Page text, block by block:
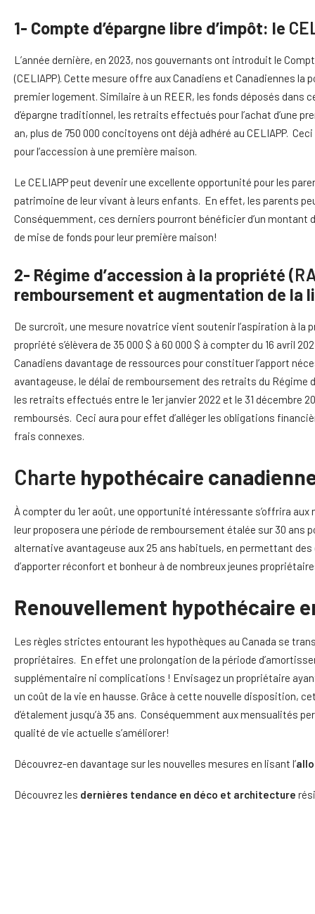
1- Compte d’épargne libre d’impôt: le
L’année dernière, en 2023, nos gouvernants ont introduit le
(CELIAPP). Cette mesure offre aux Canadiens et Canadiennes la
premier logement. Similaire à un REER, les fonds déposés dans
d’épargne traditionnel, les retraits effectués pour l’achat d’une
an, plus de 750 000 concitoyens ont déjà adhéré au CELIAPP.
pour l’accession à une première maison.
Le CELIAPP peut devenir une excellente opportunité pour les
patrimoine de leur vivant à leurs enfants. En effet, les parents
Conséquemment, ces derniers pourront bénéficier d’un montant
de mise de fonds pour leur première maison!
2- Régime d’accession à la propriété (
remboursement et augmentation de la
De surcroît, une mesure novatrice vient soutenir l’aspiration à la
propriété s’élèvera de 35 000 $ à 60 000 $ à compter du 16 avril
Canadiens davantage de ressources pour constituer l’apport
avantageuse, le délai de remboursement des retraits du
les retraits effectués entre le 1er janvier 2022 et le 31 décembre
remboursés. Ceci aura pour effet d’alléger les obligations
frais connexes.
Charte hypothécaire
À compter du 1er août, une opportunité intéressante s’offrira
leur proposera une période de remboursement étalée sur 30
alternative avantageuse aux 25 ans habituels, en permettant
d’apporter réconfort et bonheur à de nombreux jeunes
Renouvellement hypothécaire
Les règles strictes entourant les hypothèques au Canada se
propriétaires. En effet une prolongation de la période
supplémentaire ni complications ! Envisagez un propriétaire
un coût de la vie en hausse. Grâce à cette nouvelle disposition,
d’étalement jusqu’à 35 ans. Conséquemment aux mensualités
qualité de vie actuelle s’améliorer!
Découvrez-en davantage sur les nouvelles mesures en lisant l’
Découvrez les dernières tendance en déco et architecture